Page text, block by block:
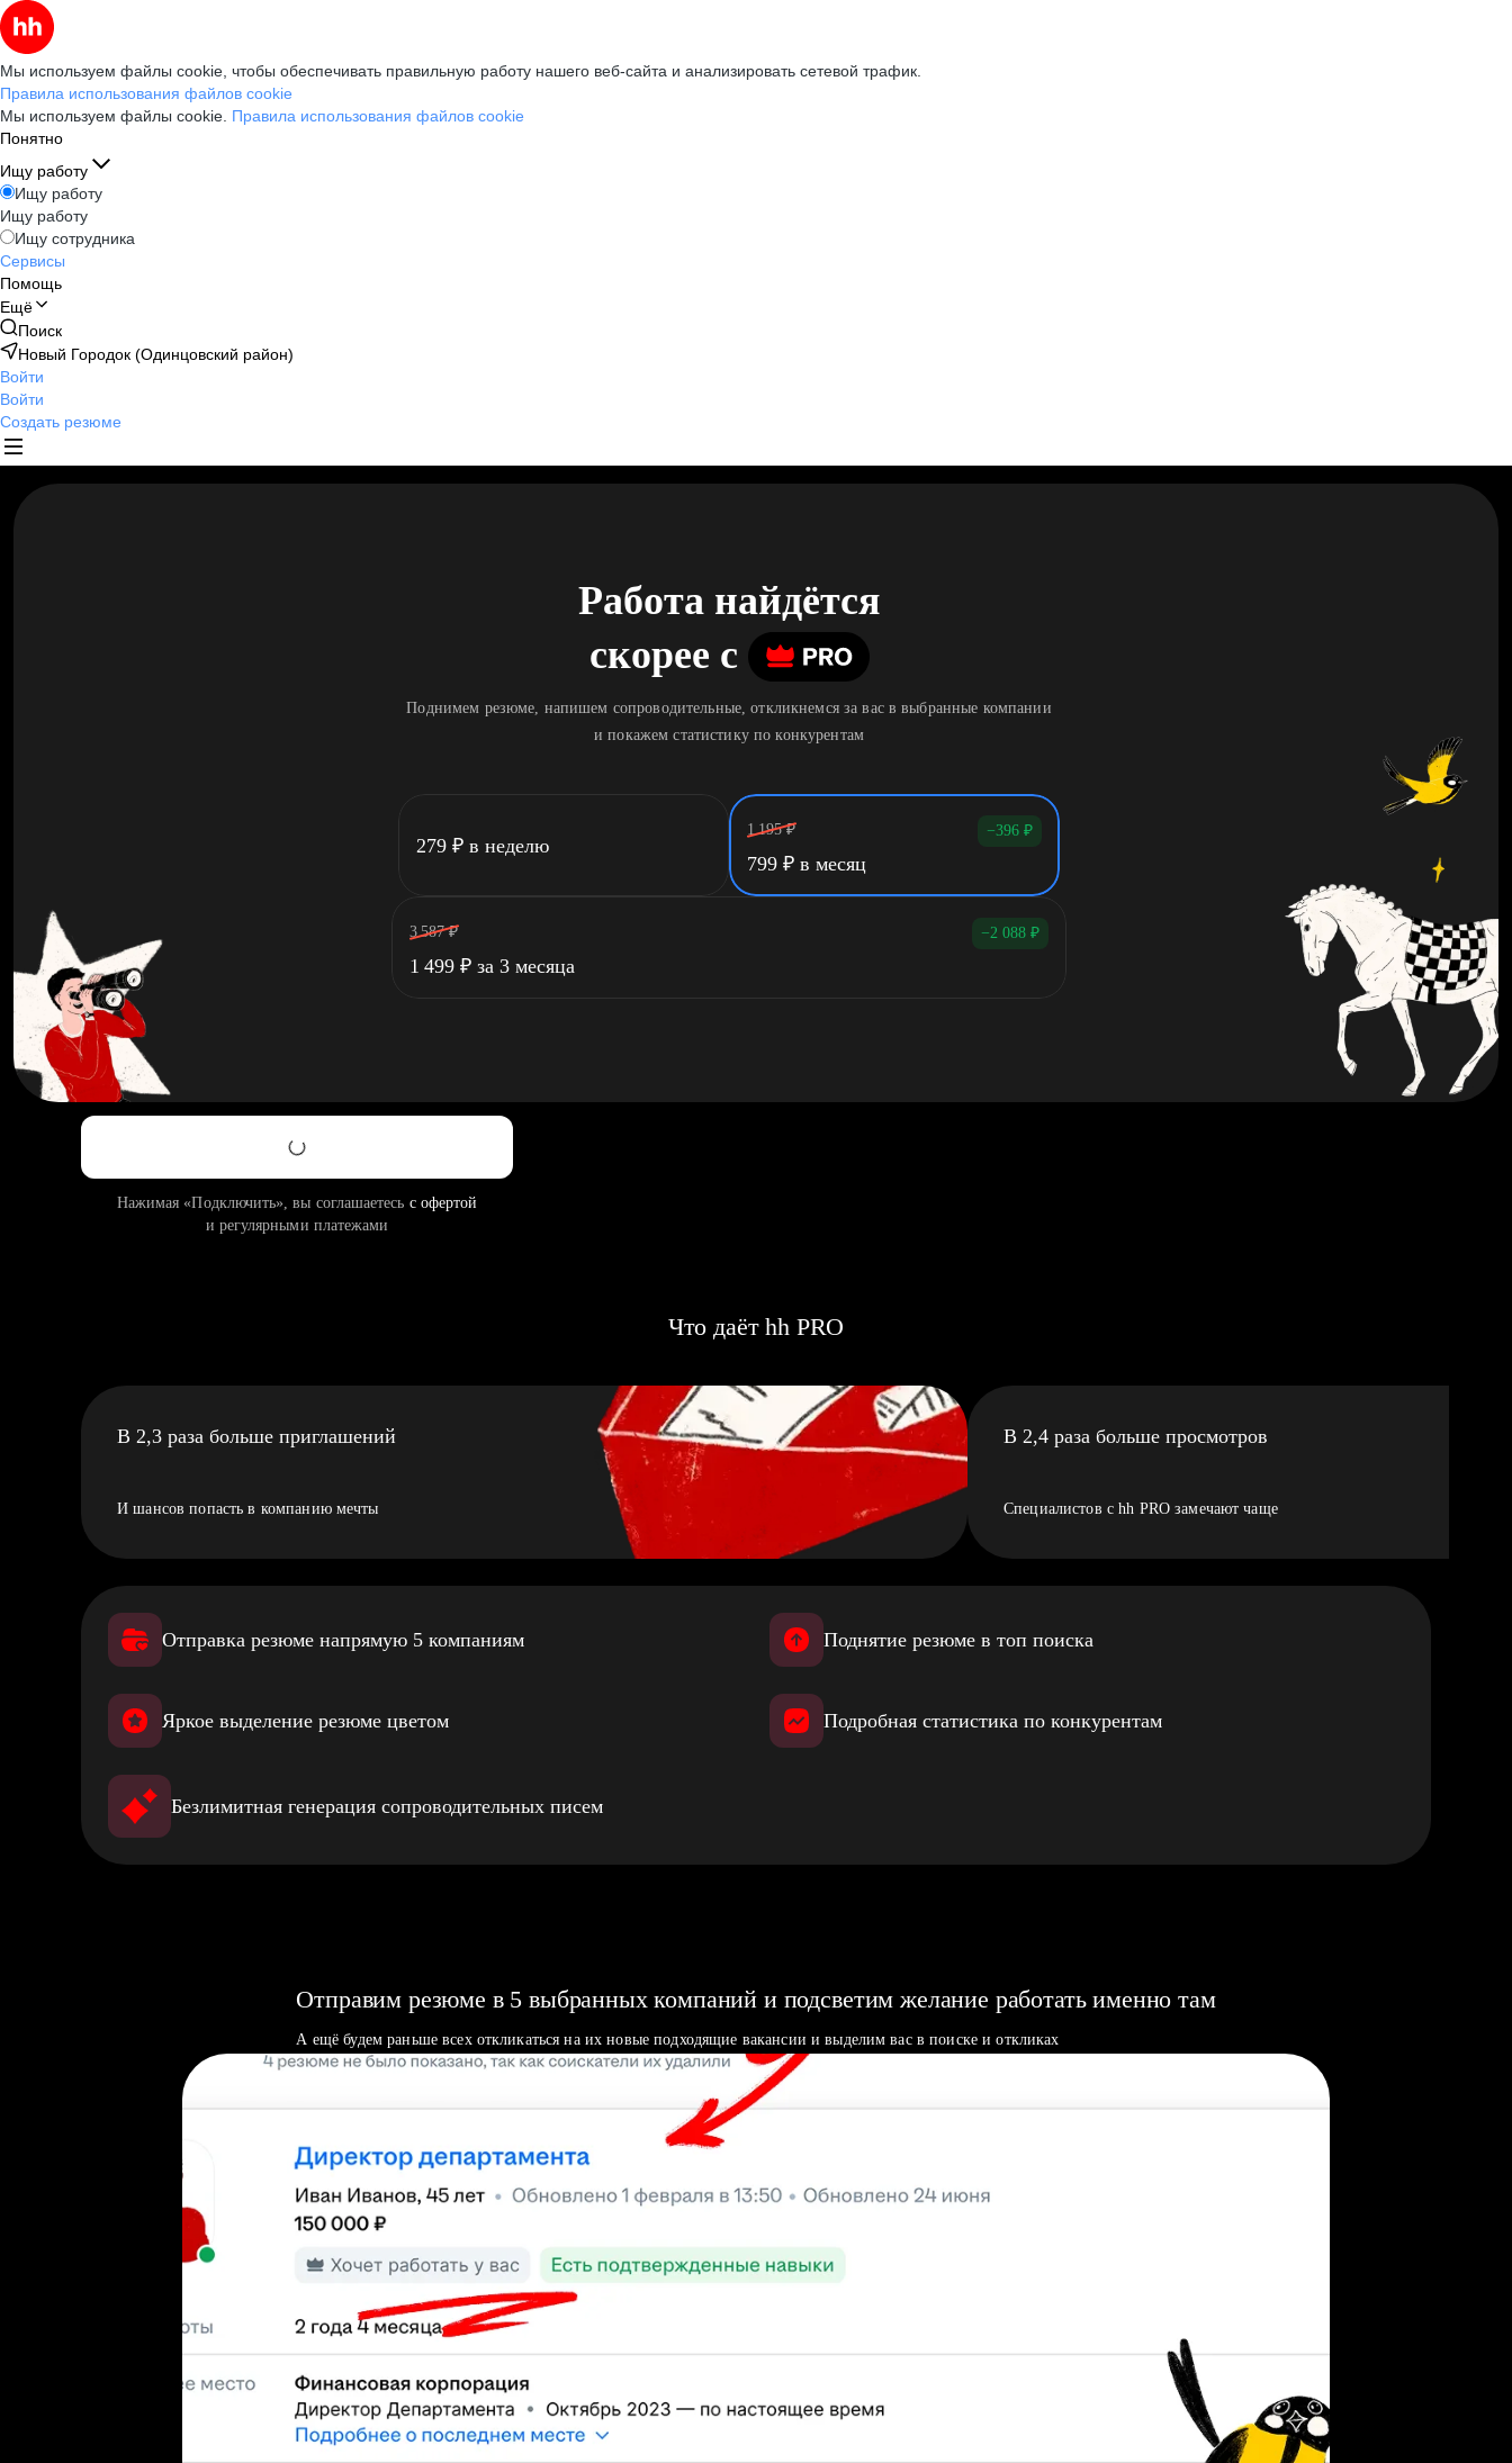
Мы используем файлы cookie, чтобы обеспечивать правильную работу нашего веб-сайта и анализировать сетевой трафик.
Правила использования файлов cookie
Мы используем файлы cookie. Правила использования файлов cookie
Понятно
Ищу работу
Ищу работу
Ищу работу
Ищу сотрудника
Сервисы
Помощь
Ещё
Поиск
Новый Городок (Одинцовский район)
Войти
Войти
Создать резюме
Работа найдётся
скорее c
Поднимем резюме, напишем сопроводительные, откликнемся за вас в выбранные компании
и покажем статистику по конкурентам
279 ₽ в неделю
1 195 ₽ −396 ₽
799 ₽ в месяц
3 587 ₽ −2 088 ₽
1 499 ₽ за 3 месяца
Нажимая «Подключить», вы соглашаетесь с офертой
и регулярными платежами
Что даёт hh PRO
В 2,3 раза больше приглашений
И шансов попасть в компанию мечты
В 2,4 раза больше просмотров
Специалистов с hh PRO замечают чаще
Отправка резюме напрямую 5 компаниям Поднятие резюме в топ поиска
Яркое выделение резюме цветом Подробная статистика по конкурентам
Безлимитная генерация сопроводительных писем
Отправим резюме в 5 выбранных компаний и подсветим желание работать именно там
А ещё будем раньше всех откликаться на их новые подходящие вакансии и выделим вас в поиске и откликах